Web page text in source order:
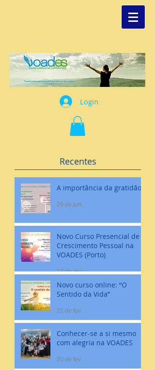
Login
Recentes
A importância da gratidão
29 de jun.
Novo Curso Presencial de
Crescimento Pessoal na
VOADES (Porto)
12 de abr.
Novo curso online: “O
Sentido da Vida”
22 de fev.
Conhecer-se a si mesmo
com alegria na VOADES
20 de fev.